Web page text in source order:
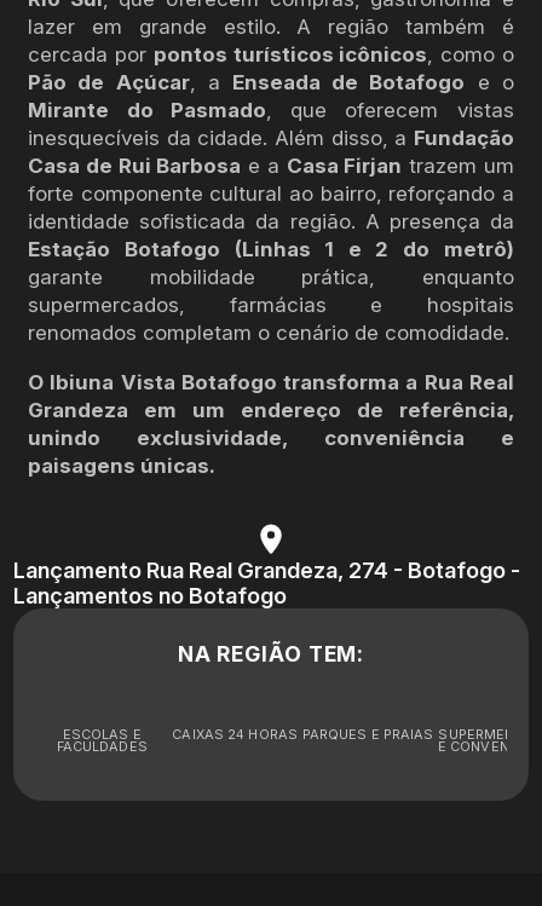
lazer em grande estilo. A região também é
cercada por pontos turísticos icônicos , como o
Pão de Açúcar, a Enseada de Botafogo e o
Mirante do Pasmado , que oferecem vistas
inesquecíveis da cidade. Além disso, a Fundação
Casa de Rui Barbosa e a Casa Firjan trazem um
forte componente cultural ao bairro, reforçando a
identidade sofisticada da região. A presença da
Estação Botafogo (Linhas 1 e 2 do metrô)
garante mobilidade prática, enquanto
supermercados, farmácias e hospitais
renomados completam o cenário de comodidade.
O Ibiuna Vista Botafogo transforma a Rua Real
Grandeza em um endereço de referência,
unindo exclusividade, conveniência e
paisagens únicas.
Lançamento Rua Real Grandeza, 274 - Botafogo -
Lançamentos no Botafogo
NA REGIÃO TEM:
ESCOLAS E
FACULDADES
CAIXAS 24 HORAS PARQUES E PRAIAS
E